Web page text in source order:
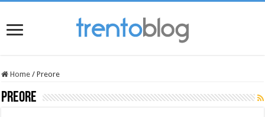
Home / Preore
Preore